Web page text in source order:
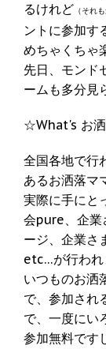
るけれど （それ
ントに参加す
めちゃくちゃ
先日、モンド
ームも多分見
☆What's お
全国各地で行
あるお洒落マ
実際に手にと
会pure、企業
ージ、企業さ
etc…が行われ
いつものお洒
で、参加され
で、一度にい
参加無料です